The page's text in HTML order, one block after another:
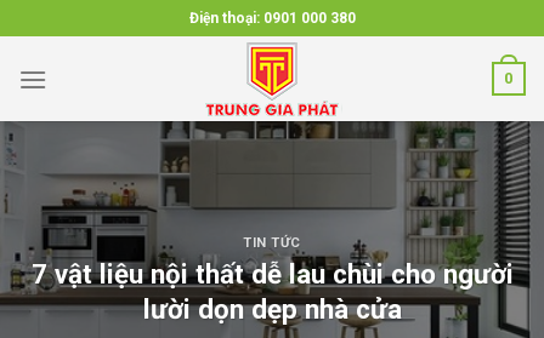
to
content
Điện thoại: 0901 000 380
0
TIN TỨC
7 vật liệu nội thất dễ lau chùi cho người
lười dọn dẹp nhà cửa